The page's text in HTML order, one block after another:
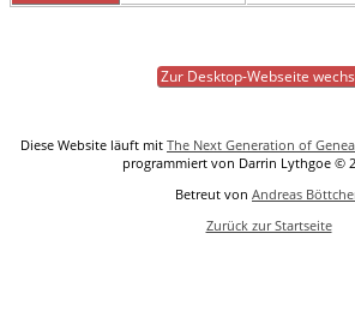
Zur Desktop-Webseite
Diese Website läuft mit The Next Generation of
programmiert von Darrin Lythgoe ©
Betreut von Andreas
Zurück zur Startseite